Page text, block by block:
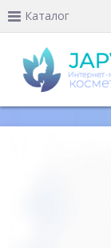
Каталог